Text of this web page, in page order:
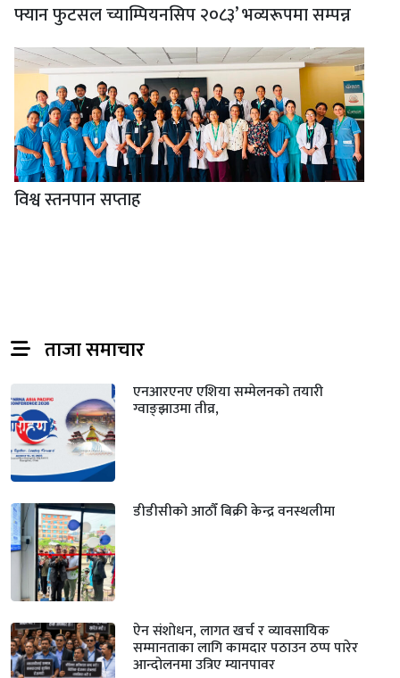
फ्यान फुटसल च्याम्पियनसिप २०८३’ भव्यरूपमा सम्पन्न
विश्व स्तनपान सप्ताह
ताजा समाचार
एनआरएनए एशिया सम्मेलनको तयारी
ग्वाङ्झाउमा तीव्र,
डीडीसीको आठौँ बिक्री केन्द्र वनस्थलीमा
ऐन संशोधन, लागत खर्च र व्यावसायिक
सम्मानताका लागि कामदार पठाउन ठप्प पारेर
आन्दोलनमा उत्रिए म्यानपावर